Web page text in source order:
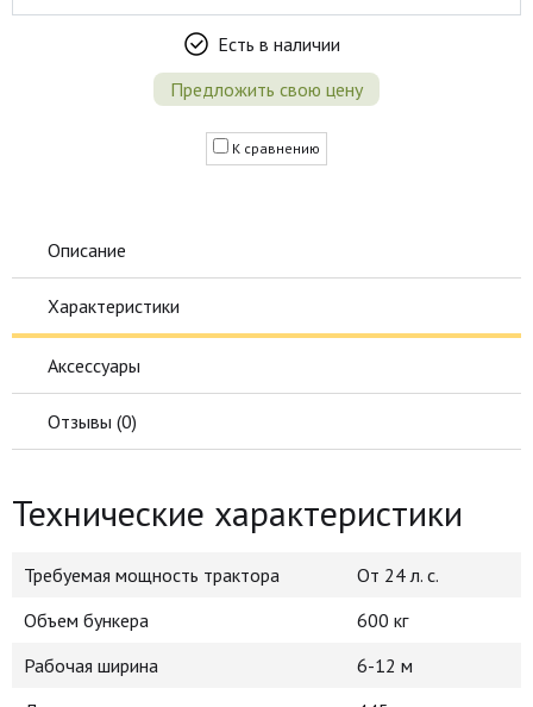
Есть в наличии
Предложить свою цену
К сравнению
Описание
Характеристики
Аксессуары
Отзывы (0)
Технические характеристики
Требуемая мощность трактора
От 24 л. с.
Объем бункера
600 кг
Рабочая ширина
6-12 м